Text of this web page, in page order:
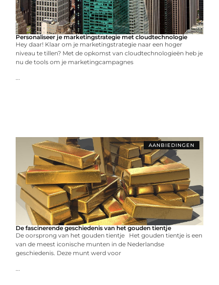
Personaliseer je marketingstrategie met cloudtechnologie
Hey daar! Klaar om je marketingstrategie naar een hoger
niveau te tillen? Met de opkomst van cloudtechnologieën heb je
nu de tools om je marketingcampagnes
...
AANBIEDINGEN
De fascinerende geschiedenis van het gouden tientje
De oorsprong van het gouden tientje Het gouden tientje is een
van de meest iconische munten in de Nederlandse
geschiedenis. Deze munt werd voor
...